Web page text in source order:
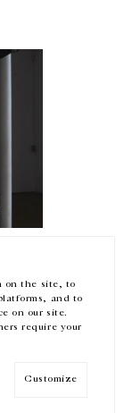
on the site, to
and to
on our site.
require your
Customize